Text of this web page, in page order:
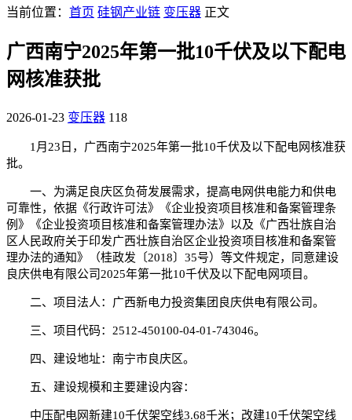
当前位置： 首页 硅钢产业链 变压器 正文
广西南宁2025年第一批10千伏及以下配电
网核准获批
2026-01-23 变压器 118
1月23日，广西南宁2025年第一批10千伏及以下配电网核准获
批。
一、为满足良庆区负荷发展需求，提高电网供电能力和供电
可靠性，依据《行政许可法》《企业投资项目核准和备案管理条
例》《企业投资项目核准和备案管理办法》以及《广西壮族自治
区人民政府关于印发广西壮族自治区企业投资项目核准和备案管
理办法的通知》（桂政发〔2018〕35号）等文件规定，同意建设
良庆供电有限公司2025年第一批10千伏及以下配电网项目。
二、项目法人：广西新电力投资集团良庆供电有限公司。
三、项目代码：2512-450100-04-01-743046。
四、建设地址：南宁市良庆区。
五、建设规模和主要建设内容：
中压配电网新建10千伏架空线3.68千米；改建10千伏架空线